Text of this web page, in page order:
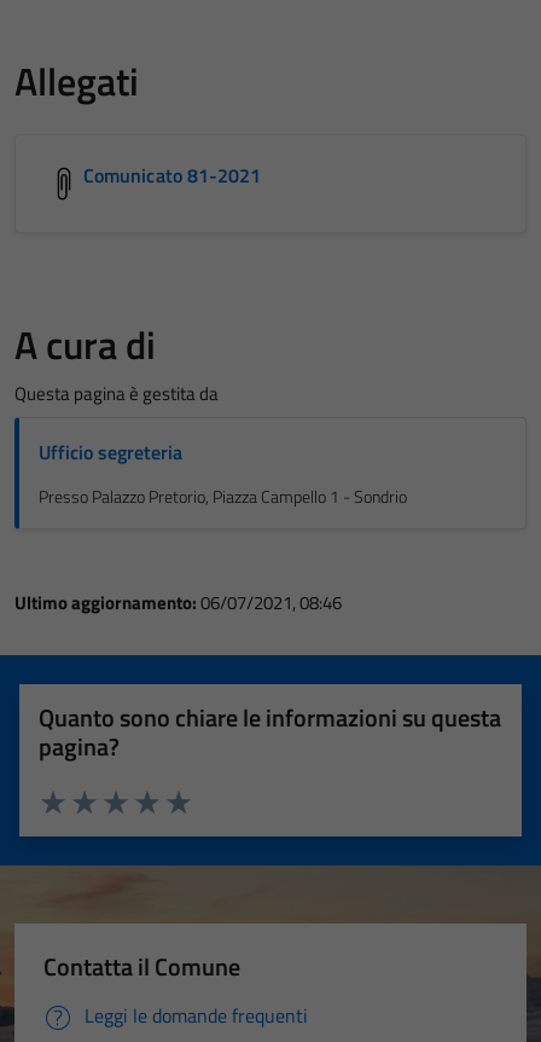
Allegati
Comunicato 81-2021
A cura di
Questa pagina è gestita da
Ufficio segreteria
Presso Palazzo Pretorio, Piazza Campello 1 - Sondrio
Ultimo aggiornamento:06/07/2021, 08:46
Quanto sono chiare le informazioni su questa
pagina?
Valuta 5 stelle su 5
Valuta 4 stelle su 5
Valuta 3 stelle su 5
Valuta 2 stelle su 5
Valuta 1 stelle su 5
Contatta il Comune
Leggi le domande frequenti